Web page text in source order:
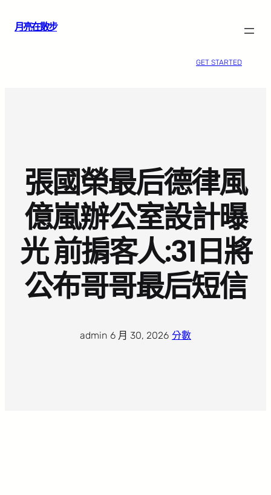
月亮在散步
GET STARTED
張國榮最后德律風
億嵐辦公室設計曝
光 前掮客人:31日將
公布哥哥最后短信
admin 6 月 30, 2026 分數